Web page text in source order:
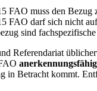
FAO muss den Bezug
FAO darf sich nicht
sind
Referendariat
in Betracht kommt.